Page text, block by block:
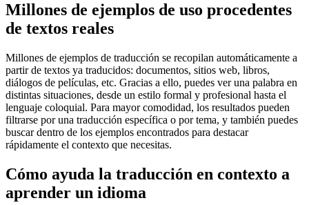
Millones de ejemplos de uso procedentes
de textos reales
Millones de ejemplos de traducción se recopilan automáticamente a
partir de textos ya traducidos: documentos, sitios web, libros,
diálogos de películas, etc. Gracias a ello, puedes ver una palabra en
distintas situaciones, desde un estilo formal y profesional hasta el
lenguaje coloquial. Para mayor comodidad, los resultados pueden
filtrarse por una traducción específica o por tema, y también puedes
buscar dentro de los ejemplos encontrados para destacar
rápidamente el contexto que necesitas.
Cómo ayuda la traducción en contexto a
aprender un idioma